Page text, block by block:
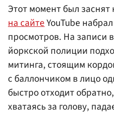
Этот момент был заснят
на сайтеYouTube
просмотров. На записи
йоркской полиции
митинга, стоящим
с баллончиком в лицо
быстро отходит
хватаясь за голову,